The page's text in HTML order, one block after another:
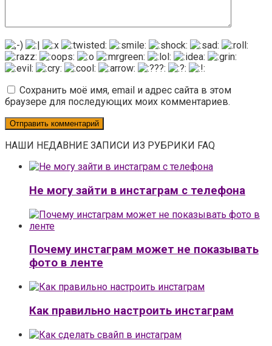
Сохранить моё имя, email и адрес сайта в этом
браузере для последующих моих комментариев.
НАШИ НЕДАВНИЕ ЗАПИСИ ИЗ РУБРИКИ FAQ
Не могу зайти в инстаграм с телефона
Почему инстаграм может не показывать
фото в ленте
Как правильно настроить инстаграм